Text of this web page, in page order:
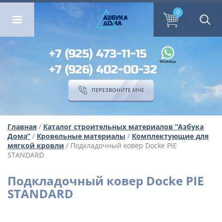
ОМА ПЕРЕЗВОНИТЕ МНЕ
ОМА
АЗБУКА
0
+7 (925) 473-11-15
+7 (926) 402-00-32
ПЕРЕЗВОНИТЕ МНЕ
Главная / Каталог строительных материалов “Азбука
Дома” / Кровельные материалы / Комплектующие для
мягкой кровли / Подкладочный ковер Docke PIE
STANDARD
Подкладочный ковер Docke PIE
STANDARD